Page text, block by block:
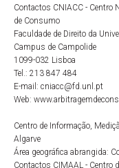
Contactos CNIACC - Centro
de Consumo
Faculdade de Direito da
Campus de Campolide
1099-032 Lisboa
Tel.: 213 847 484
E-mail: cniacc@fd.unl.pt
Web:
Centro de Informação,
Algarve
Área geográfica abrangida:
Contactos CIMAAL - Centro